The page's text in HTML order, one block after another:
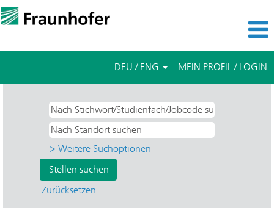
DEU / ENG MEIN PROFIL / LOGIN
> Weitere Suchoptionen
Zurücksetzen